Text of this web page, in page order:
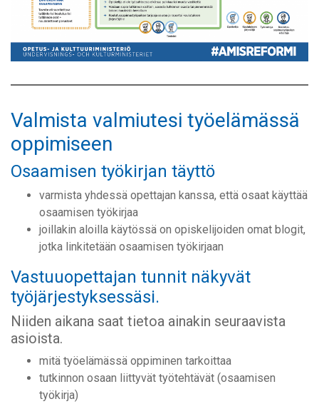
Valmista valmiutesi työelämässä
oppimiseen
Osaamisen työkirjan täyttö
varmista yhdessä opettajan kanssa, että osaat käyttää
osaamisen työkirjaa
joillakin aloilla käytössä on opiskelijoiden omat blogit,
jotka linkitetään osaamisen työkirjaan
Vastuuopettajan tunnit näkyvät
työjärjestyksessäsi.
Niiden aikana saat tietoa ainakin seuraavista
asioista.
mitä työelämässä oppiminen tarkoittaa
tutkinnon osaan liittyvät työtehtävät (osaamisen
työkirja)